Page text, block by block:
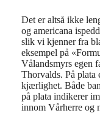
Det er altså ikke
og americana
slik vi kjenner fra
eksempel på
Vålandsmyrs egen
Thorvalds. På plata
kjærlighet. Både
på plata indikerer
innom Vårherre og